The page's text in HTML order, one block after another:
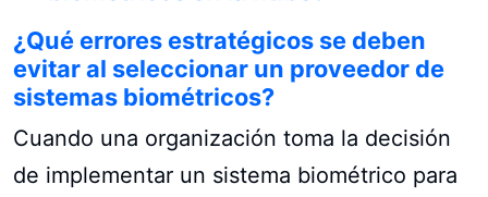
¿Qué errores estratégicos se deben
evitar al seleccionar un proveedor de
sistemas biométricos?
Cuando una organización toma la decisión
de implementar un sistema biométrico para